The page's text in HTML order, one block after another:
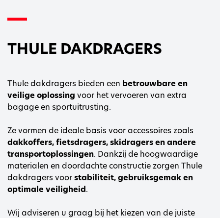
THULE DAKDRAGERS
Thule dakdragers bieden een betrouwbare en
veilige oplossing voor het vervoeren van extra
bagage en sportuitrusting.
Ze vormen de ideale basis voor accessoires zoals
dakkoffers, fietsdragers, skidragers en andere
transportoplossingen. Dankzij de hoogwaardige
materialen en doordachte constructie zorgen Thule
dakdragers voorstabiliteit, gebruiksgemak en
optimale veiligheid.
Wij adviseren u graag bij het kiezen van de juiste